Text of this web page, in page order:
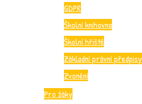
GDPR
Školní knihovna
Školní hřiště
Základní právní předpisy
Zvonění
Pro žáky